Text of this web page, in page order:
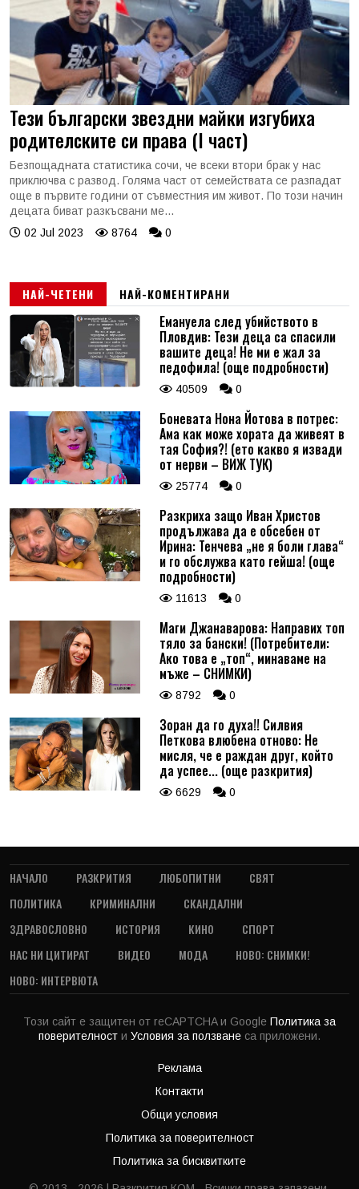
Тези български звездни майки изгубиха
родителските си права (I част)
Безпощадната статистика сочи, че всеки втори брак у нас
приключва с развод. Голяма част от семействата се разпадат
още в първите години от съвместния им живот. По този начин
децата биват разкъсвани ме...
02 Jul 2023
8764 0
НАЙ-ЧЕТЕНИ НАЙ-КОМЕНТИРАНИ
Емануела след убийството в
Пловдив: Тези деца са спасили
вашите деца! Не ми е жал за
педофила! (още подробности)
40509 0
Боневата Нона Йотова в потрес:
Ама как може хората да живеят в
тая София?! (ето какво я извади
от нерви – ВИЖ ТУК)
25774 0
Разкриха защо Иван Христов
продължава да е обсебен от
Ирина: Тенчева „не я боли глава“
и го обслужва като гейша! (още
подробности)
11613 0
Маги Джанаварова: Направих топ
тяло за бански! (Потребители:
Ако това е „топ“, минаваме на
мъже – СНИМКИ)
8792 0
Зоран да го духа!! Силвия
Петкова влюбена отново: Не
мисля, че е раждан друг, който
да успее... (още разкрития)
6629 0
НАЧАЛО РАЗКРИТИЯ ЛЮБОПИТНИ
СВЯТ
ПОЛИТИКА
КРИМИНАЛНИ
СКАНДАЛНИ
ЗДРАВОСЛОВНО
ИСТОРИЯ КИНО
СПОРТ
НАС НИ ЦИТИРАТ
ВИДЕО МОДА
НОВО: СНИМКИ!
НОВО: ИНТЕРВЮТА
Този сайт е защитен от reCAPTCHA и Google Политика за
поверителност и Условия за ползване са приложени.
Реклама
Контакти
Общи условия
Политика за поверителност
Политика за бисквитките